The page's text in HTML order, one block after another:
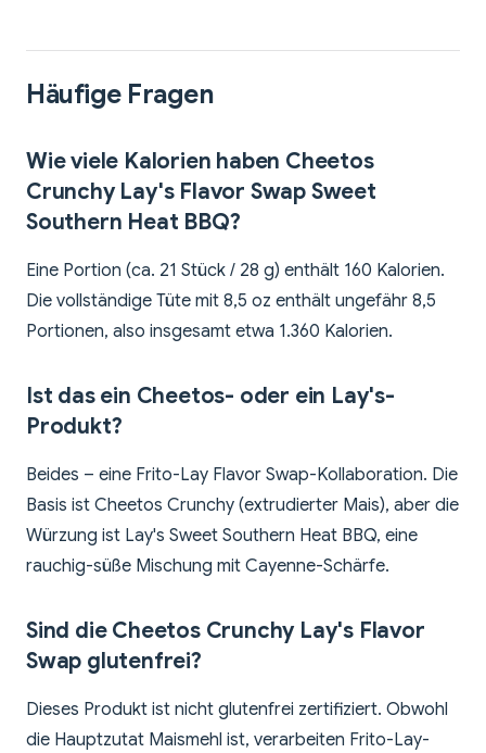
Häufige Fragen
Wie viele Kalorien haben Cheetos
Crunchy Lay's Flavor Swap Sweet
Southern Heat BBQ?
Eine Portion (ca. 21 Stück / 28 g) enthält 160 Kalorien.
Die vollständige Tüte mit 8,5 oz enthält ungefähr 8,5
Portionen, also insgesamt etwa 1.360 Kalorien.
Ist das ein Cheetos- oder ein Lay's-
Produkt?
Beides – eine Frito-Lay Flavor Swap-Kollaboration. Die
Basis ist Cheetos Crunchy (extrudierter Mais), aber die
Würzung ist Lay's Sweet Southern Heat BBQ, eine
rauchig-süße Mischung mit Cayenne-Schärfe.
Sind die Cheetos Crunchy Lay's Flavor
Swap glutenfrei?
Dieses Produkt ist nicht glutenfrei zertifiziert. Obwohl
die Hauptzutat Maismehl ist, verarbeiten Frito-Lay-